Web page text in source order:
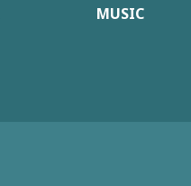
MUSIC